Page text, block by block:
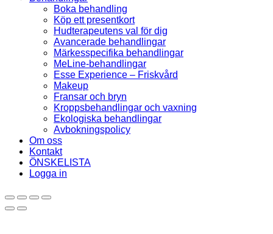
Boka behandling
Köp ett presentkort
Hudterapeutens val för dig
Avancerade behandlingar
Märkesspecifika behandlingar
MeLine-behandlingar
Esse Experience – Friskvård
Makeup
Fransar och bryn
Kroppsbehandlingar och vaxning
Ekologiska behandlingar
Avbokningspolicy
Om oss
Kontakt
ÖNSKELISTA
Logga in